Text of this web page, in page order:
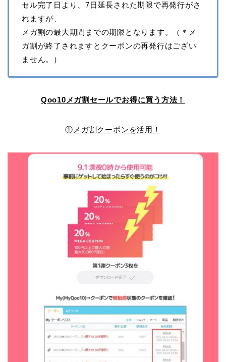
セル完了日より、7日延長された期限で再発行がさ
れますが、
メガ割の最大期間までの期限となります。（＊メ
ガ割が終了されますとクーポンの再発行はござい
ません。）
Qoo10メガ割セールでお得に買う方法！
①メガ割クーポンを活用！